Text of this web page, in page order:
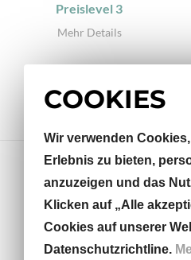
Preislevel 3
Mehr Details
COOKIES
Wir verwenden
Erlebnis zu bieten,
anzuzeigen und das
Klicken auf „Alle
Cookies auf unserer
Datenschutzrichtline.